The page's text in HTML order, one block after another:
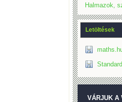
Halmazok,
Letöltések
VÁRJUK A